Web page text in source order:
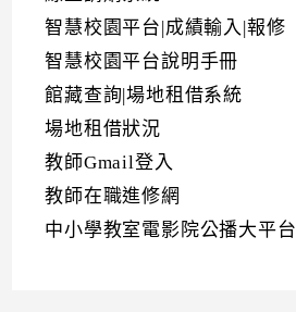
智慧校園平台|成績輸入|報修
智慧校園平台說明手冊
館藏查詢|場地租借系統
場地租借狀況
教師Gmail登入
教師在職進修網
中小學教室電影院公播大平台